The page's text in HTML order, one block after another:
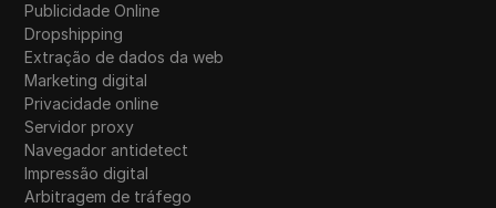
Publicidade Online
Dropshipping
Extração de dados da web
Marketing digital
Privacidade online
Servidor proxy
Navegador antidetect
Impressão digital
Arbitragem de tráfego